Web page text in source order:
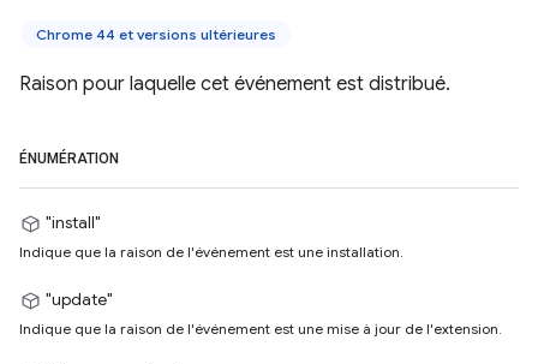
Chrome 44 et versions ultérieures
Raison pour laquelle cet événement est distribué.
ÉNUMÉRATION
"install"
Indique que la raison de l'événement est une installation.
"update"
Indique que la raison de l'événement est une mise à jour de l'extension.